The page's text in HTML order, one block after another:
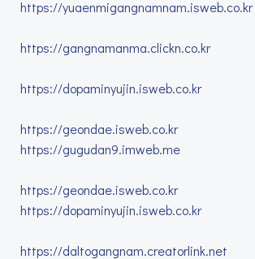
https://yuaenmigangnamnam.isweb.co.kr
https://gangnamanma.clickn.co.kr
https://dopaminyujin.isweb.co.kr
https://geondae.isweb.co.kr
https://gugudan9.imweb.me
https://geondae.isweb.co.kr
https://dopaminyujin.isweb.co.kr
https://daltogangnam.creatorlink.net